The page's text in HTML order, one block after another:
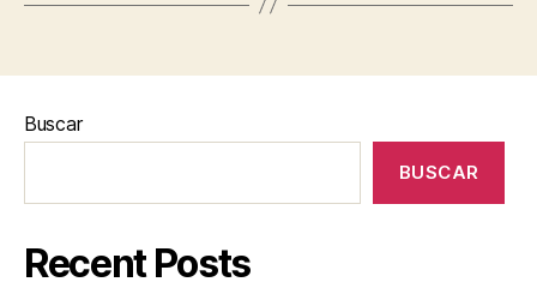
Buscar
BUSCAR
Recent Posts